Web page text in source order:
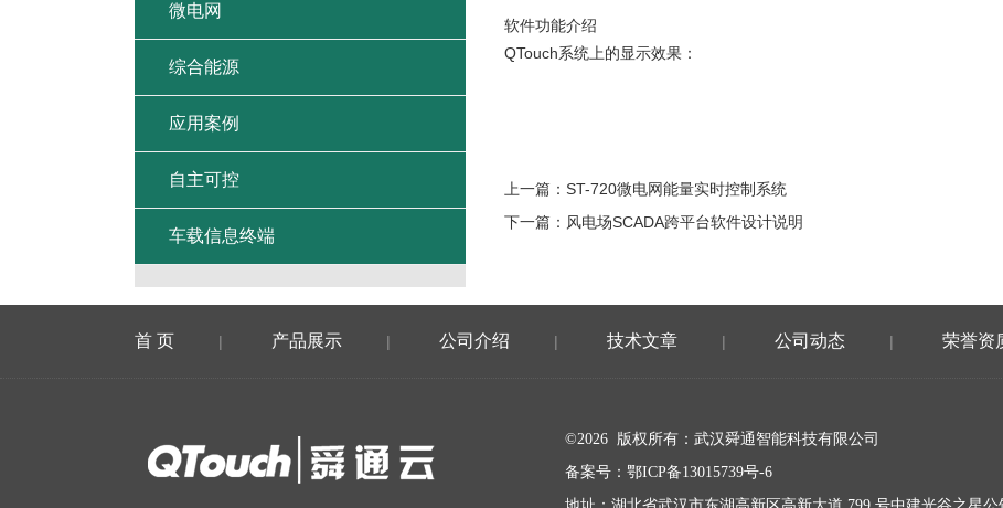
软件功能介绍
QTouch系统上的显示效果：
上一篇： ST-720微电网能量实时控制系统
下一篇： 风电场SCADA跨平台软件设计说明
微电网
综合能源
应用案例
自主可控
车载信息终端
首 页 | 产品展示 | 公司介绍 | 技术文章 | 公司动态 | 荣誉资
©2026 版权所有：武汉舜通智能科技有限公司
备案号： 鄂ICP备13015739号-6